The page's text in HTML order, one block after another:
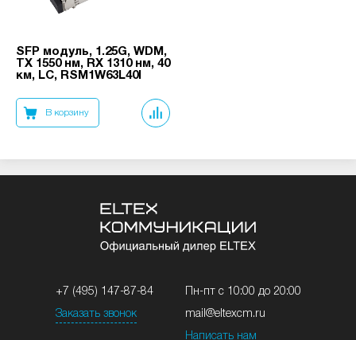
SFP модуль, 1.25G, WDM,
TX 1550 нм, RX 1310 нм, 40
км, LC, RSM1W63L40I
В корзину
+7 (495) 147-87-84
Заказать звонок
Пн-пт с 10:00 до 20:00
mail@eltexcm.ru
Написать нам